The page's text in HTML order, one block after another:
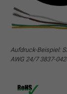
Aufdruck-Beispiel:
AWG 24/7 3837-